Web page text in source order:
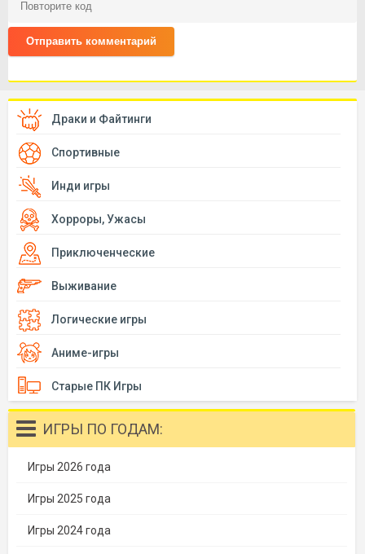
Отправить комментарий
Драки и Файтинги
Спортивные
Инди игры
Хорроры, Ужасы
Приключенческие
Выживание
Логические игры
Аниме-игры
Старые ПК Игры
ИГРЫ ПО ГОДАМ:
Игры 2026 года
Игры 2025 года
Игры 2024 года